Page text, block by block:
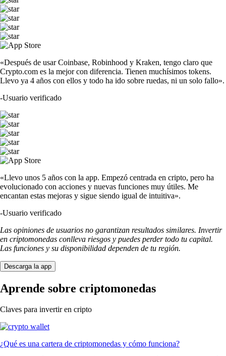
TRUMP$1.25
DOGE
SHIB$0.000004-3.22%
USDT$0.865642-0.04%
LTC$38.95+0.12%